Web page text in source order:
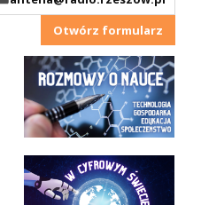
Otwórz formularz